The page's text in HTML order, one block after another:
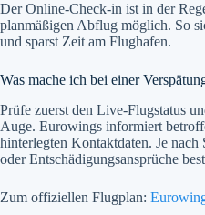
Der Online-Check-in ist in der
planmäßigen Abflug möglich. So
und sparst Zeit am Flughafen.
Was mache ich bei einer
Prüfe zuerst den Live-Flugstatus
Auge. Eurowings informiert
hinterlegten Kontaktdaten. Je
oder Entschädigungsansprüche
Zum offiziellen Flugplan: